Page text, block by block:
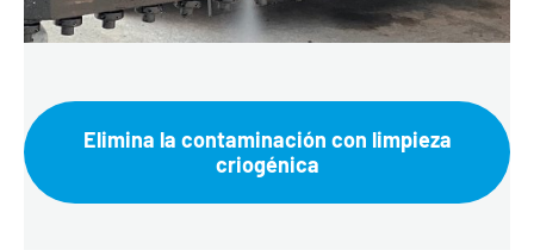
Elimina la contaminación con limpieza
criogénica